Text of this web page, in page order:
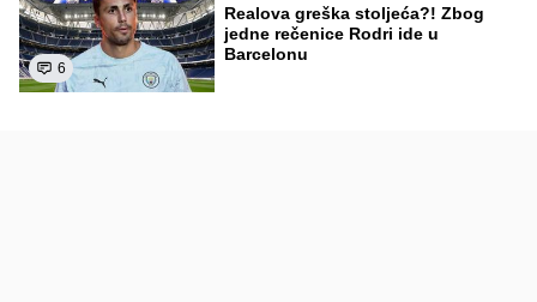
6
Realova greška stoljeća?! Zbog
jedne rečenice Rodri ide u
Barcelonu